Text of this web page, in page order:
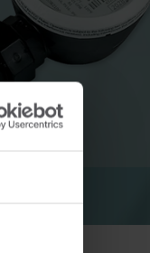
électriques
électriques
pour un comptage
et une gestion plus
de l'énergie.